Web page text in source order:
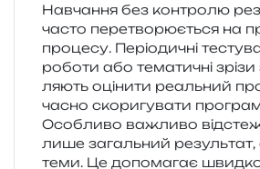
Навчання без кон­тро­лю
часто пере­тво­рю­є­ться на
про­це­су. Періодичні
робо­ти або тема­ти­чні
ля­ють оці­ни­ти реаль­ний
ча­сно ско­ри­гу­ва­ти
Особливо важли­во
лише загаль­ний резуль­тат,
теми. Це допо­ма­гає